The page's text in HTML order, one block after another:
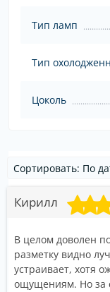
Тип ламп
Тип
Цоколь
Кирилл
В целом доволен
разметку видно
устраивает, хотя
ощущениям. Но за